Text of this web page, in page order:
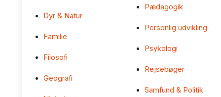
Dyr & Natur
Familie
Filosofi
Geografi
Pædagogik
Personlig udvikling
Psykologi
Rejsebøger
Samfund & Politik